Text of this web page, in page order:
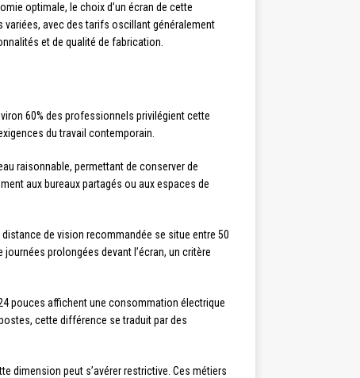
optimale, le choix d’un écran de cette
variées, avec des tarifs oscillant généralement
et de qualité de fabrication.
60% des professionnels privilégient cette
du travail contemporain.
raisonnable, permettant de conserver de
aux bureaux partagés ou aux espaces de
de vision recommandée se situe entre 50
prolongées devant l’écran, un critère
pouces affichent une consommation électrique
cette différence se traduit par des
dimension peut s’avérer restrictive. Ces métiers